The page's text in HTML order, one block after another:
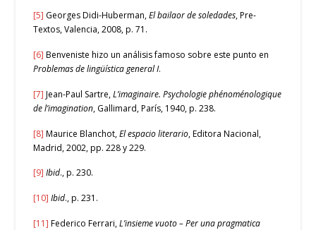
[5] Georges Didi-Huberman,El bailaor de soledades, Pre-
Textos, Valencia, 2008, p. 71.
[6] Benveniste hizo un análisis famoso sobre este punto en
Problemas de lingüística general I.
[7] Jean-Paul Sartre,L’imaginaire. Psychologie phénoménologique
de l’imagination, Gallimard, París, 1940, p. 238.
[8] Maurice Blanchot,El espacio literario, Editora Nacional,
Madrid, 2002, pp. 228 y 229.
[9] Ibid., p. 230.
[10] Ibid., p. 231.
[11] Federico Ferrari,L’insieme vuoto – Per una pragmatica